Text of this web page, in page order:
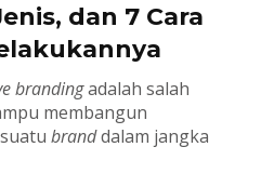
dan 7 Cara
brandingadalah salah
membangun
branddalam jangka